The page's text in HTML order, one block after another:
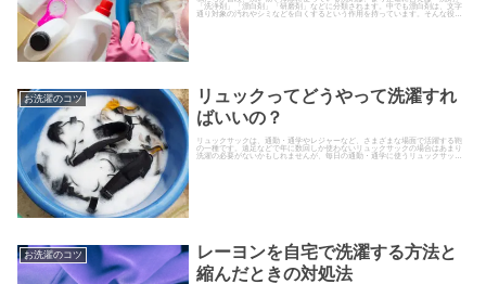
「洗浄剤」「漂白剤」「研磨剤」などに分類されます。中でも漂白剤は、文字
通り対象の汚れやシミなどを白くするという作用を持っています。そんな役割
お洗濯のコツ
リュックってどうやって洗濯すれ
ばいいの？
リュックサックは、通勤・通学やレジャーなど、さまざまな場面で活躍する鞄
の一種です。遠足などで年に数回しか使わないリュックサックの場合はあまり
洗濯の必要がないかもしれませんが、毎日の通勤・通学に使うリュックサック
は適度に洗濯したいものです。そ...
お洗濯のコツ
レーヨンを自宅で洗濯する方法と
縮んだときの対処法